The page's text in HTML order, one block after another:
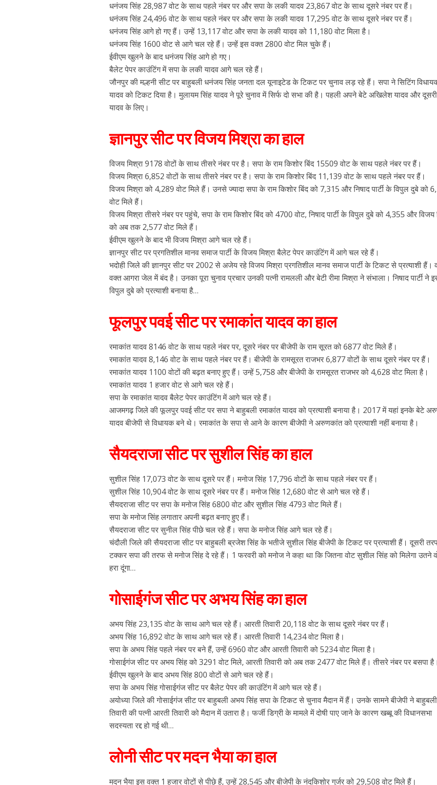
धनंजय सिंह 28,987 वोट के साथ पहले नंबर पर और सपा के लकी यादव 23,867 वोट के साथ दूसरे नंबर पर हैं।
धनंजय सिंह 24,496 वोट के साथ पहले नंबर पर और सपा के लकी यादव 17,295 वोट के साथ दूसरे नंबर पर हैं।
धनंजय सिंह आगे हो गए हैं। उन्हें 13,117 वोट और सपा के लकी यादव को 11,180 वोट मिला है।
धनंजय सिंह 1600 वोट से आगे चल रहे हैं। उन्हें इस वक्त 2800 वोट मिल चुके हैं।
ईवीएम खुलने के बाद धनंजय सिंह आगे हो गए।
बैलेट पेपर काउंटिंग में सपा के लकी यादव आगे चल रहे हैं।
जौनपुर की मल्हनी सीट पर बाहुबली धनंजय सिंह जनता दल यूनाइटेड के टिकट पर चुनाव लड़ रहे हैं। सपा ने सिटिंग
यादव को टिकट दिया है। मुलायम सिंह यादव ने पूरे चुनाव में सिर्फ दो सभा की है। पहली अपने बेटे अखिलेश यादव और
यादव के लिए।
ज्ञानपुर सीट पर विजय मिश्रा का हाल
विजय मिश्रा 9178 वोटों के साथ तीसरे नंबर पर है। सपा के राम किशोर बिंद 15509 वोट के साथ पहले नंबर पर हैं।
विजय मिश्रा 6,852 वोटों के साथ तीसरे नंबर पर है। सपा के राम किशोर बिंद 11,139 वोट के साथ पहले नंबर पर हैं।
विजय मिश्रा को 4,289 वोट मिले हैं। उनसे ज्यादा सपा के राम किशोर बिंद को 7,315 और निषाद पार्टी के विपुल दुबे को
वोट मिले हैं।
विजय मिश्रा तीसरे नंबर पर पहुंचे, सपा के राम किशोर बिंद को 4700 वोट, निषाद पार्टी के विपुल दुबे को 4,355 और विजय
को अब तक 2,577 वोट मिले हैं।
ईवीएम खुलने के बाद भी विजय मिश्रा आगे चल रहे हैं।
ज्ञानपुर सीट पर प्रगतिशील मानव समाज पार्टी के विजय मिश्रा बैलेट पेपर काउंटिंग में आगे चल रहे हैं।
भदोही जिले की ज्ञानपुर सीट पर 2002 से अजेय रहे विजय मिश्रा प्रगतिशील मानव समाज पार्टी के टिकट से प्रत्याशी हैं।
वक्त आगरा जेल में बंद है। उनका पूरा चुनाव प्रचार उनकी पत्नी रामलली और बेटी रीमा मिश्रा ने संभाला। निषाद पार्टी ने
विपुल दुबे को प्रत्याशी बनाया है…
फूलपुर पवई सीट पर रमाकांत यादव का हाल
रमाकांत यादव 8146 वोट के साथ पहले नंबर पर, दूसरे नंबर पर बीजेपी के राम सूरत को 6877 वोट मिले हैं।
रमाकांत यादव 8,146 वोट के साथ पहले नंबर पर हैं। बीजेपी के रामसूरत राजभर 6,877 वोटों के साथ दूसरे नंबर पर हैं।
रमाकांत यादव 1100 वोटों की बढ़त बनाए हुए हैं। उन्हें 5,758 और बीजेपी के रामसूरत राजभर को 4,628 वोट मिला है।
रमाकांत यादव 1 हजार वोट से आगे चल रहे हैं।
सपा के रमाकांत यादव बैलेट पेपर काउंटिंग में आगे चल रहे हैं।
आजमगढ़ जिले की फूलपुर पवई सीट पर सपा ने बाहुबली रमाकांत यादव को प्रत्याशी बनाया है। 2017 में यहां इनके बेटे
यादव बीजेपी से विधायक बने थे। रमाकांत के सपा से आने के कारण बीजेपी ने अरुणकांत को प्रत्याशी नहीं बनाया है।
सैयदराजा सीट पर सुशील सिंह का हाल
सुशील सिंह 17,073 वोट के साथ दूसरे पर हैं। मनोज सिंह 17,796 वोटों के साथ पहले नंबर पर हैं।
सुशील सिंह 10,904 वोट के साथ दूसरे नंबर पर हैं। मनोज सिंह 12,680 वोट से आगे चल रहे हैं।
सैयदराजा सीट पर सपा के मनोज सिंह 6800 वोट और सुशील सिंह 4793 वोट मिले हैं।
सपा के मनोज सिंह लगातार अपनी बढ़त बनाए हुए हैं।
सैयदराजा सीट पर सुनील सिंह पीछे चल रहे हैं। सपा के मनोज सिंह आगे चल रहे हैं।
चंदौली जिले की सैयदराजा सीट पर बाहुबली ब्रजेश सिंह के भतीजे सुशील सिंह बीजेपी के टिकट पर प्रत्याशी हैं। दूसरी
टक्कर सपा की तरफ से मनोज सिंह दे रहे हैं। 1 फरवरी को मनोज ने कहा था कि जितना वोट सुशील सिंह को मिलेगा उतने
हरा दूंगा…
गोसाईगंज सीट पर अभय सिंह का हाल
अभय सिंह 23,135 वोट के साथ आगे चल रहे हैं। आरती तिवारी 20,118 वोट के साथ दूसरे नंबर पर हैं।
अभय सिंह 16,892 वोट के साथ आगे चल रहे हैं। आरती तिवारी 14,234 वोट मिला है।
सपा के अभय सिंह पहले नंबर पर बने हैं, उन्हें 6960 वोट और आरती तिवारी को 5234 वोट मिला है।
गोसाईगंज सीट पर अभय सिंह को 3291 वोट मिले, आरती तिवारी को अब तक 2477 वोट मिले हैं। तीसरे नंबर पर बसपा है।
ईवीएम खुलने के बाद अभय सिंह 800 वोटों से आगे चल रहे हैं।
सपा के अभय सिंह गोसाईगंज सीट पर बैलेट पेपर की काउंटिंग में आगे चल रहे हैं।
अयोध्या जिले की गोसाईगंज सीट पर बाहुबली अभय सिंह सपा के टिकट से चुनाव मैदान में हैं। उनके सामने बीजेपी ने
तिवारी की पत्नी आरती तिवारी को मैदान में उतारा है। फर्जी डिग्री के मामले में दोषी पाए जाने के कारण खब्बू की विधानसभा
सदस्यता रद्द हो गई थी…
लोनी सीट पर मदन भैया का हाल
मदन भैया इस वक्त 1 हजार वोटों से पीछे हैं, उन्हें 28,545 और बीजेपी के नंदकिशोर गुर्जर को 29,508 वोट मिले हैं।